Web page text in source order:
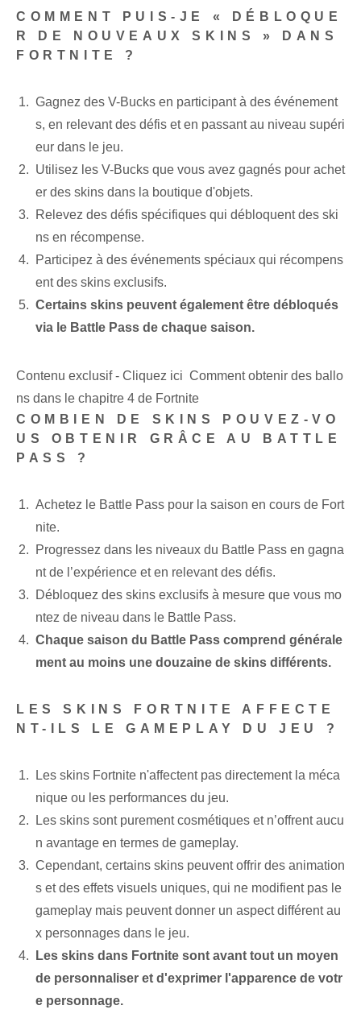
COMMENT PUIS-JE « DÉBLOQUE
R DE NOUVEAUX SKINS » DANS
FORTNITE ?
Gagnez des V-Bucks en participant à des événement
s, en relevant des défis et en passant au niveau supéri
eur dans le jeu.
Utilisez les V-Bucks que vous avez gagnés pour achet
er des skins dans la boutique d'objets.
Relevez des défis spécifiques qui débloquent des ski
ns en récompense.
Participez à des événements spéciaux qui récompens
ent des skins exclusifs.
Certains skins peuvent également être débloqués
via le Battle Pass de chaque saison.
Contenu exclusif - Cliquez ici Comment obtenir des ballo
ns dans le chapitre 4 de Fortnite
COMBIEN DE SKINS POUVEZ-VO
US OBTENIR GRÂCE AU BATTLE
PASS ?
Achetez le Battle Pass pour la saison en cours de Fort
nite.
Progressez dans les niveaux du Battle Pass en gagna
nt de l’expérience et en relevant des défis.
Débloquez des skins exclusifs à mesure que vous mo
ntez de niveau dans le Battle Pass.
Chaque saison du Battle Pass comprend générale
ment au moins une douzaine de skins différents.
LES SKINS FORTNITE AFFECTE
NT-ILS LE GAMEPLAY DU JEU ?
Les skins Fortnite n'affectent pas directement la méca
nique ou les performances du jeu.
Les skins sont purement cosmétiques et n’offrent aucu
n avantage en termes de gameplay.
Cependant, certains skins peuvent offrir des animation
s et des effets visuels uniques, qui ne modifient pas le
gameplay mais peuvent donner un aspect différent au
x personnages dans le jeu.
Les skins dans Fortnite sont avant tout un moyen
de personnaliser et d'exprimer l'apparence de votr
e personnage.